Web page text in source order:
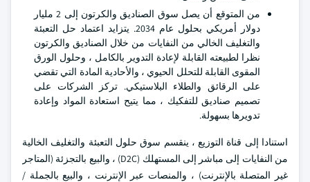
من المتوقع أن يصل سوق الصناديق والكرتون إلى 2 مليار
دولار أمريكي بحلول عام 2034. يتزايد اعتماد حل التعبئة
والتغليف الخالي من النفايات من خلال الصناديق والكرتون
نظرا لطبيعته القابلة لإعادة التدوير بالكامل ، وحلول الورق
المقوى القابلة للتحلل الحيوي ، والأحادية المادة التي تقضي
على الرقائق والطلاء البلاستيكي. تركز الشركات على
تصميم صناديق للتفكيك ، مما يتيح استعادة المواد وإعادة
تدويرها بسهولة.
استنادا إلى قناة التوزيع ، ينقسم سوق حلول التعبئة والتغليف الخالية
من النفايات إلى مباشر إلى المستهلك (D2C) ، والبيع بالتجزئة (المتاجر
غير المتصلة بالإنترنت) ، والمنصات عبر الإنترنت ، والبيع بالجملة /